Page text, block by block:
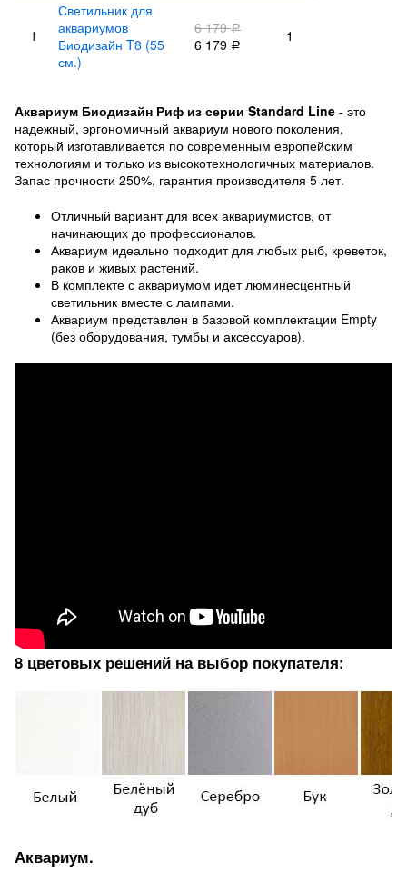
Светильник для
аквариумов
Биодизайн T8 (55
см.)
6 179Р
6 179 Р
1
Аквариум Биодизайн Риф из серии Standard Line - это
надежный, эргономичный аквариум нового поколения,
который изготавливается по современным европейским
технологиям и только из высокотехнологичных материалов.
Запас прочности 250%, гарантия производителя 5 лет.
Отличный вариант для всех аквариумистов, от
начинающих до профессионалов.
Аквариум идеально подходит для любых рыб, креветок,
раков и живых растений.
В комплекте с аквариумом идет люминесцентный
светильник вместе с лампами.
Аквариум представлен в базовой комплектации Empty
(без оборудования, тумбы и аксессуаров).
8 цветовых решений на выбор покупателя:
Аквариум.